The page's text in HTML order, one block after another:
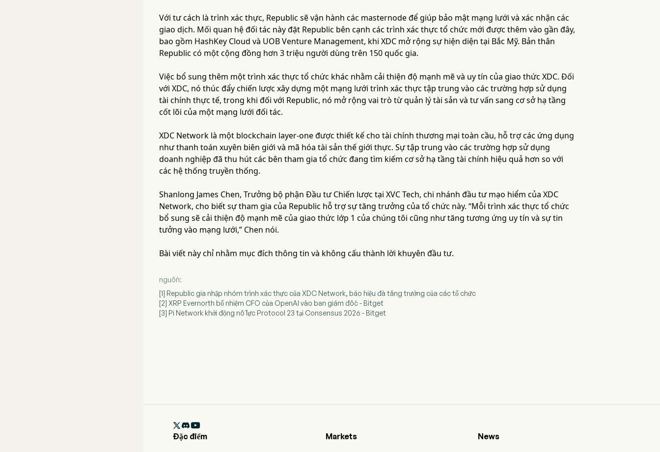
Với tư cách là trình xác thực, Republic sẽ vận hành các masternode để giúp bảo mật mạng lưới và xác nhận các
giao dịch. Mối quan hệ đối tác này đặt Republic bên cạnh các trình xác thực tổ chức mới được thêm vào gần đây,
bao gồm HashKey Cloud và UOB Venture Management, khi XDC mở rộng sự hiện diện tại Bắc Mỹ. Bản thân
Republic có một cộng đồng hơn 3 triệu người dùng trên 150 quốc gia.
Việc bổ sung thêm một trình xác thực tổ chức khác nhằm cải thiện độ mạnh mẽ và uy tín của giao thức XDC. Đối
với XDC, nó thúc đẩy chiến lược xây dựng một mạng lưới trình xác thực tập trung vào các trường hợp sử dụng
tài chính thực tế, trong khi đối với Republic, nó mở rộng vai trò từ quản lý tài sản và tư vấn sang cơ sở hạ tầng
cốt lõi của một mạng lưới đối tác.
XDC Network là một blockchain layer-one được thiết kế cho tài chính thương mại toàn cầu, hỗ trợ các ứng dụng
như thanh toán xuyên biên giới và mã hóa tài sản thế giới thực. Sự tập trung vào các trường hợp sử dụng
doanh nghiệp đã thu hút các bên tham gia tổ chức đang tìm kiếm cơ sở hạ tầng tài chính hiệu quả hơn so với
các hệ thống truyền thống.
Shanlong James Chen, Trưởng bộ phận Đầu tư Chiến lược tại XVC Tech, chi nhánh đầu tư mạo hiểm của XDC
Network, cho biết sự tham gia của Republic hỗ trợ sự tăng trưởng của tổ chức này. “Mỗi trình xác thực tổ chức
bổ sung sẽ cải thiện độ mạnh mẽ của giao thức lớp 1 của chúng tôi cũng như tăng tương ứng uy tín và sự tin
tưởng vào mạng lưới,” Chen nói.
Bài viết này chỉ nhằm mục đích thông tin và không cấu thành lời khuyên đầu tư.
nguồn:
[1] Republic gia nhập nhóm trình xác thực của XDC Network, báo hiệu đà tăng trưởng của các tổ chức
[2] XRP Evernorth bổ nhiệm CFO của OpenAI vào ban giám đốc - Bitget
[3] Pi Network khởi động nỗ lực Protocol 23 tại Consensus 2026 - Bitget

Đặc điểm
Markets News